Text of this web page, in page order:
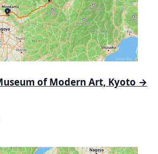
of Modern Art, Kyoto →